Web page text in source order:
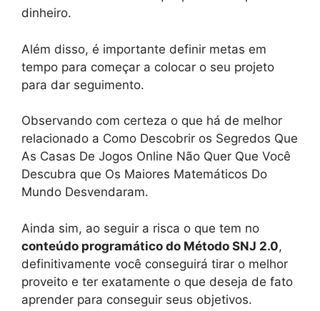
dinheiro.
Além disso, é importante definir metas em
tempo para começar a colocar o seu projeto
para dar seguimento.
Observando com certeza o que há de melhor
relacionado a Como Descobrir os Segredos Que
As Casas De Jogos Online Não Quer Que Você
Descubra que Os Maiores Matemáticos Do
Mundo Desvendaram.
Ainda sim, ao seguir a risca o que tem no
conteúdo programático do Método SNJ 2.0,
definitivamente você conseguirá tirar o melhor
proveito e ter exatamente o que deseja de fato
aprender para conseguir seus objetivos.